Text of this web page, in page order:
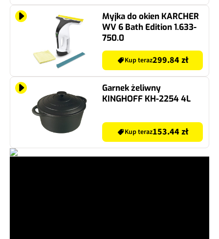
Myjka do okien KARCHER
WV 6 Bath Edition 1.633-
750.0
Kup teraz299.84 zł
Garnek żeliwny
KINGHOFF KH-2254 4L
Kup teraz153.44 zł